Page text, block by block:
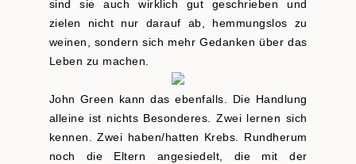
sind sie auch wirklich gut geschrieben und
zielen nicht nur darauf ab, hemmungslos zu
weinen, sondern sich mehr Gedanken über das
Leben zu machen.
John Green kann das ebenfalls. Die Handlung
alleine ist nichts Besonderes. Zwei lernen sich
kennen. Zwei haben/hatten Krebs. Rundherum
noch die Eltern angesiedelt, die mit der